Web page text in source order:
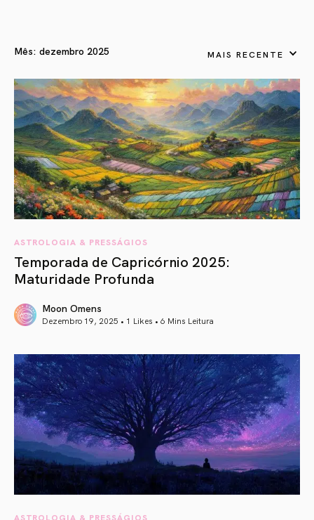
Mês: dezembro 2025 MAIS RECENTE
ASTROLOGIA & PRESSÁGIOS
Temporada de Capricórnio 2025:
Maturidade Profunda
Moon Omens
Dezembro 19, 2025 • 1 Likes • 6 Mins Leitura
ASTROLOGIA & PRESSÁGIOS